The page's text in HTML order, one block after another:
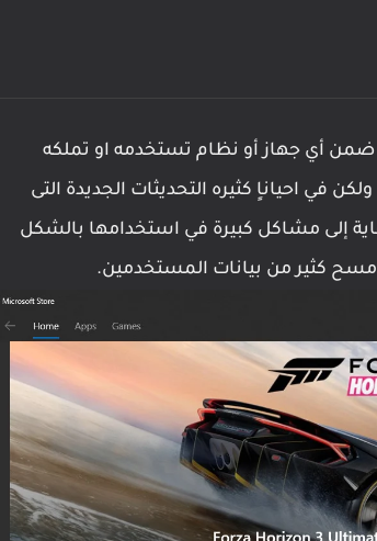
ضمن أي جهاز أو نظام تستخدمه او تملكه
احياناٍ كثيره التحديثات الجديدة التى
إلى مشاكل كبيرة في استخدامها بالشكل